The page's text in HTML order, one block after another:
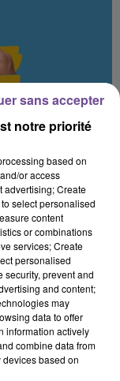
un serveur de
notre priorité
based on
or access
advertising; Create
select personalised
content
or combinations
services; Create
personalised
security, prevent and
and content;
may
data to offer
information actively
combine data from
based on
sans accepter